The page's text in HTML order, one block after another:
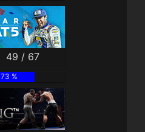
49 / 67
73 %